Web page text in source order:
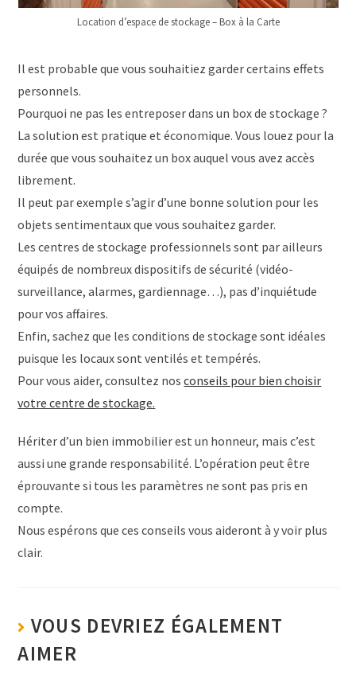
Location d’espace de stockage – Box à la Carte
Il est probable que vous souhaitiez garder certains effets
personnels.
Pourquoi ne pas les entreposer dans un box de stockage ?
La solution est pratique et économique. Vous louez pour la
durée que vous souhaitez un box auquel vous avez accès
librement.
Il peut par exemple s’agir d’une bonne solution pour les
objets sentimentaux que vous souhaitez garder.
Les centres de stockage professionnels sont par ailleurs
équipés de nombreux dispositifs de sécurité (vidéo-
surveillance, alarmes, gardiennage…), pas d’inquiétude
pour vos affaires.
Enfin, sachez que les conditions de stockage sont idéales
puisque les locaux sont ventilés et tempérés.
Pour vous aider, consultez nosconseils pour bien choisir
votre centre de stockage.
Hériter d’un bien immobilier est un honneur, mais c’est
aussi une grande responsabilité. L’opération peut être
éprouvante si tous les paramètres ne sont pas pris en
compte.
Nous espérons que ces conseils vous aideront à y voir plus
clair.
VOUS DEVRIEZ ÉGALEMENT
AIMER